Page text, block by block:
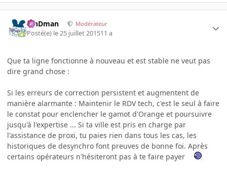
RinDman Modérateur
Posté(e) le 25 juillet 201511 a
Que ta ligne fonctionne à nouveau et est stable ne veut pas
dire grand chose :
Si les erreurs de correction persistent et augmentent de
manière alarmante : Maintenir le RDV tech, c'est le seul à faire
le constat pour enclencher le gamot d'Orange et poursuivre
jusqu'à l'expertise ... Si ta ville est pris en charge par
l'assistance de proxi, tu paies rien dans tous les cas, les
historiques de desynchro font preuves de bonne foi. Après
certains opérateurs n'hésiteront pas à te faire payer